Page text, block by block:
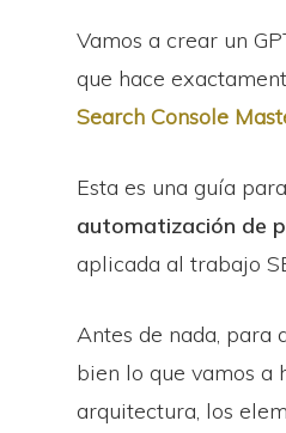
Vamos a crear un
que hace
Search Console
Esta es una guía
automatización de
aplicada al trabajo
Antes de nada, para
bien lo que vamos a
arquitectura, los